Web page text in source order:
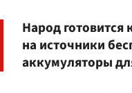
Народ
на источники
аккумуляторы